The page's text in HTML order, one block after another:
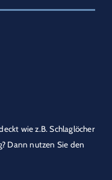
wie z.B. Schlaglöcher
Dann nutzen Sie den